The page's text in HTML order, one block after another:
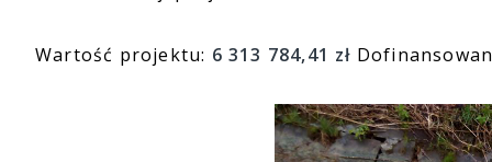
Wartość projektu: 6 313 784,41 zł